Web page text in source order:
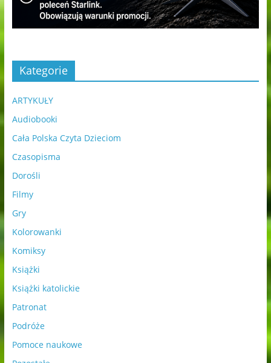
Kategorie
ARTYKUŁY
Audiobooki
Cała Polska Czyta Dzieciom
Czasopisma
Dorośli
Filmy
Gry
Kolorowanki
Komiksy
Książki
Książki katolickie
Patronat
Podróże
Pomoce naukowe